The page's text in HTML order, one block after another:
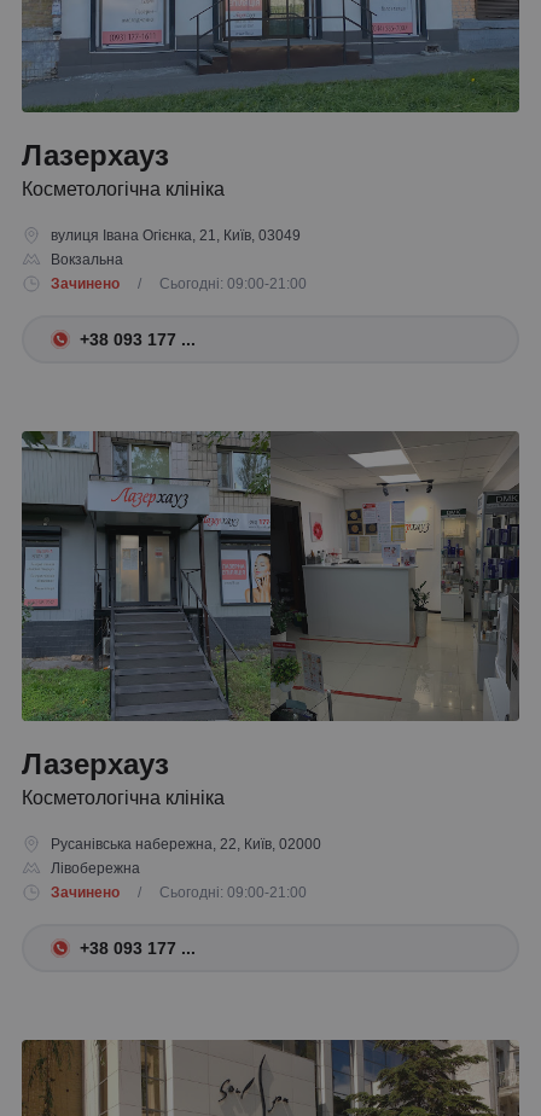
Лазерхауз
Косметологічна клініка
вулиця Івана Огієнка, 21, Київ, 03049
Вокзальна
Зачинено
/ Сьогодні: 09:00-21:00
+38 093 177 ...
Лазерхауз
Косметологічна клініка
Русанівська набережна, 22, Київ, 02000
Лівобережна
Зачинено
/ Сьогодні: 09:00-21:00
+38 093 177 ...